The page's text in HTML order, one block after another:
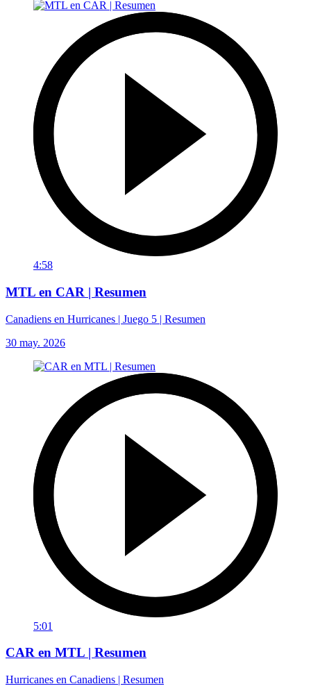
4:58
MTL en CAR | Resumen
Canadiens en Hurricanes | Juego 5 | Resumen
30 may. 2026
5:01
CAR en MTL | Resumen
Hurricanes en Canadiens | Resumen